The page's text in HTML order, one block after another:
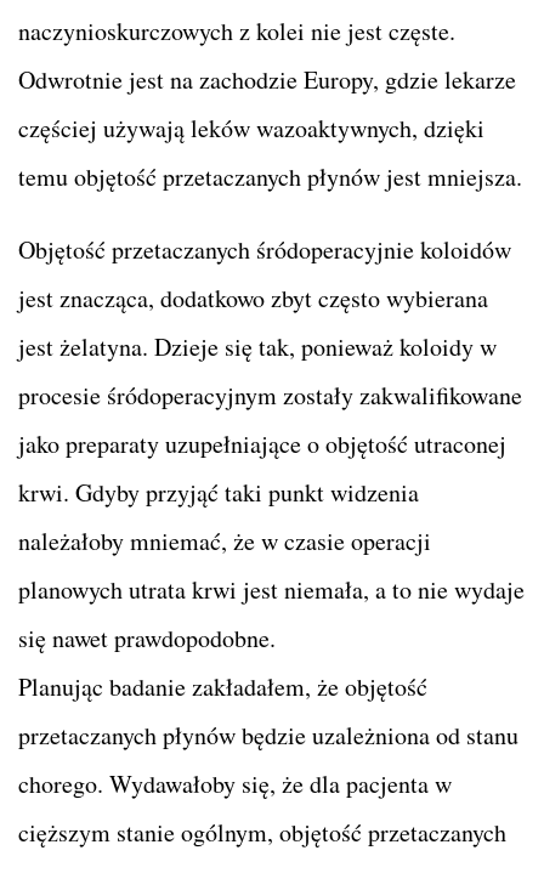
naczynioskurczowych z kolei nie jest częste.
Odwrotnie jest na zachodzie Europy, gdzie lekarze
częściej używają leków wazoaktywnych, dzięki
temu objętość przetaczanych płynów jest mniejsza.
Objętość przetaczanych śródoperacyjnie koloidów
jest znacząca, dodatkowo zbyt często wybierana
jest żelatyna. Dzieje się tak, ponieważ koloidy w
procesie śródoperacyjnym zostały zakwalifikowane
jako preparaty uzupełniające o objętość utraconej
krwi. Gdyby przyjąć taki punkt widzenia
należałoby mniemać, że w czasie operacji
planowych utrata krwi jest niemała, a to nie wydaje
się nawet prawdopodobne.
Planując badanie zakładałem, że objętość
przetaczanych płynów będzie uzależniona od stanu
chorego. Wydawałoby się, że dla pacjenta w
cięższym stanie ogólnym, objętość przetaczanych